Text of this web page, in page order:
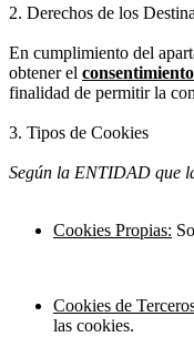
2. Derechos de los
En cumplimiento del
obtener el
finalidad de permitir la
3. Tipos de Cookies
Según la ENTIDAD que
Cookies Propias:
Cookies de
las cookies.